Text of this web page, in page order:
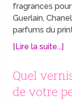
fragrances
Guerlain,
parfums du
[Lire la suite...]
Quel
de votre